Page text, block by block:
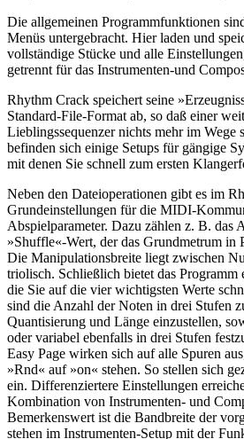
Die allgemeinen Programmfunktionen
Menüs untergebracht. Hier laden und
vollständige Stücke und alle
getrennt für das Instrumenten-und
Rhythm Crack speichert seine
Standard-File-Format ab, so daß einer
Lieblingssequenzer nichts mehr im Wege
befinden sich einige Setups für gängige
mit denen Sie schnell zum ersten
Neben den Dateioperationen gibt es im
Grundeinstellungen für die MIDI-
Abspielparameter. Dazu zählen z. B. das
»Shuffle«-Wert, der das Grundmetrum in
Die Manipulationsbreite liegt zwischen
triolisch. Schließlich bietet das Programm
die Sie auf die vier wichtigsten Werte
sind die Anzahl der Noten in drei Stufen
Quantisierung und Länge einzustellen,
oder variabel ebenfalls in drei Stufen
Easy Page wirken sich auf alle Spuren
»Rnd« auf »on« stehen. So stellen sich
ein. Differenziertere Einstellungen
Kombination von Instrumenten- und
Bemerkenswert ist die Bandbreite der
stehen im Instrumenten-Setup mit der